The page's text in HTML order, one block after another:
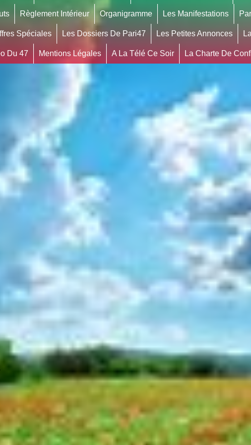
Règlement Intérieur Organigramme Les Manifestations
Spéciales Les Dossiers De Pari47 Les Petites Annonces
Du 47 Mentions Légales A La Télé Ce Soir La Charte De